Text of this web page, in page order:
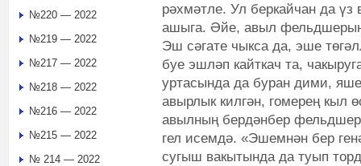
рәхмәтле. Ул беркайчан да
ашыга. Әйе, авыл
Эш сәгате чыкса да, эше
буе эшләп кайткач та,
уртасында да буран дими,
авырлык килгән, гомерең кыл
авылның бердәнбер
гел исемдә. «Эшемнән бер
сугыш вакытында да туып
№220 — 2022
№219 — 2022
№217 — 2022
№218 — 2022
№216 — 2022
№215 — 2022
№ 214 — 2022